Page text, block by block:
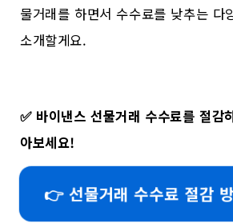
물거래를 하면서 수수료를 낮추는 다
소개할게요.
✅ 바이낸스 선물거래 수수료를 절감
아보세요!
👉 선물거래 수수료 절감